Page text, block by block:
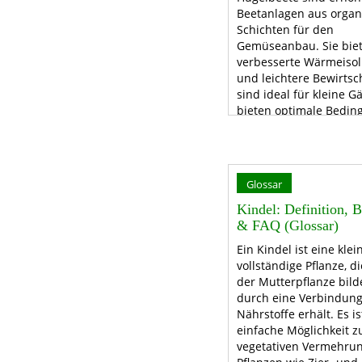
Beetanlagen aus
Schichten für den
Gemüseanbau. Sie
verbesserte
und leichtere
sind ideal für kleine
bieten optimale
Glossar
Kindel: Definition,
& FAQ (Glossar)
Ein Kindel ist eine
vollständige Pflanze,
der Mutterpflanze
durch eine Verbindung
Nährstoffe erhält. Es
einfache Möglichkeit
vegetativen